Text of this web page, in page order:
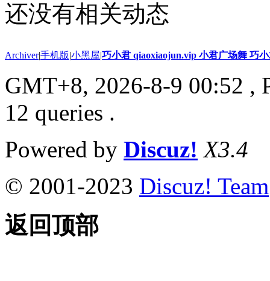
还没有相关动态
Archiver|手机版|小黑屋|巧小君 qiaoxiaojun.vip 小君广场舞 巧
GMT+8, 2026-8-9 00:52 ,
12 queries .
Powered by Discuz! X3.4
© 2001-2023 Discuz! Team
返回顶部